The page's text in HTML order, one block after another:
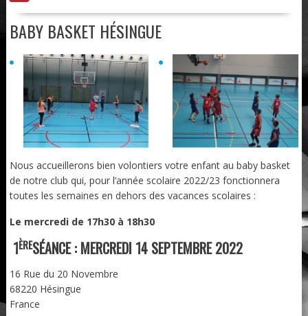
BABY BASKET HÉSINGUE
Nous accueillerons bien volontiers votre enfant au baby basket
de notre club qui, pour l’année scolaire 2022/23 fonctionnera
toutes les semaines en dehors des vacances scolaires :
Le mercredi de 17h30 à 18h30
1ÈRESÉANCE : MERCREDI 14 SEPTEMBRE 2022
16 Rue du 20 Novembre
68220 Hésingue
France